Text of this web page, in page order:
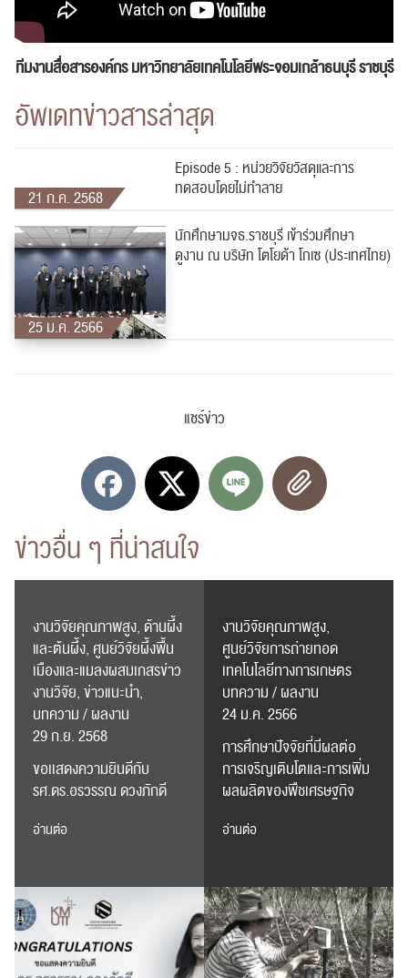
สำหรับ:
ทีมงานสื่อสารองค์กรมหาวิทยาลัยเทคโนโลยีพระจอมเกล้าธนบุรี ราชบุรี
อัพเดทข่าวสารล่าสุด
21 ก.ค. 2568
Episode 5 : หน่วยวิจัยวัสดุและการ
ทดสอบโดยไม่ทำลาย
25 ม.ค. 2566
นักศึกษามจธ.ราชบุรี เข้าร่วมศึกษา
ดูงาน ณ บริษัท โตโยด้า โกเซ (ประเทศไทย)
แชร์ข่าว
ข่าวอื่น ๆ ที่น่าสนใจ
งานวิจัยคุณภาพสูง, ด้านผึ้ง
และต้นผึ้ง, ศูนย์วิจัยผึ้งพื้น
เมืองและแมลงผสมเกสรข่าว
งานวิจัย, ข่าวแนะนำ,
บทความ / ผลงาน
29 ก.ย. 2568
ขอเเสดงความยินดีกับ
รศ.ดร.อรวรรณ ดวงภักดี
อ่านต่อ
งานวิจัยคุณภาพสูง,
ศูนย์วิจัยการถ่ายทอด
เทคโนโลยีทางการเกษตร
บทความ / ผลงาน
24 ม.ค. 2566
การศึกษาปัจจัยที่มีผลต่อ
การเจริญเติบโตและการเพิ่ม
ผลผลิตของพืชเศรษฐกิจ
อ่านต่อ